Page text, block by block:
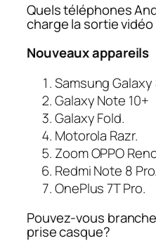
Quels téléphones
charge la sortie
Nouveaux appareils
Samsung Galaxy
Galaxy Note 10+
Galaxy Fold.
Motorola Razr.
Zoom OPPO
Redmi Note 8 Pro.
OnePlus 7T Pro.
Pouvez-vous
prise casque?